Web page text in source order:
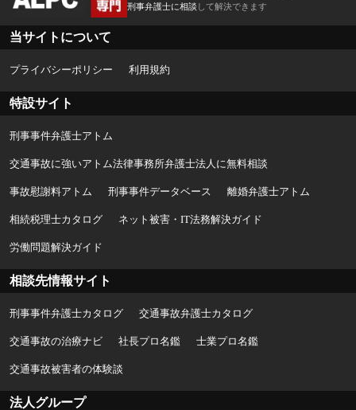
刑事弁護士に相談して解決できます
当サイトについて
プライバシーポリシー 利用規約
特設サイト
刑事事件弁護士アトム
交通事故に強いアトム法律事務所弁護士法人に無料相談
事故慰謝料アトム 刑事事件データベース 離婚弁護士アトム
相続税理士カタログ ネット被害・IT法務解決ガイド
労働問題解決ガイド
相談先情報サイト
刑事事件弁護士カタログ 交通事故弁護士カタログ
交通事故の治療ナビ 社長プロ名鑑 士業プロ名鑑
交通事故被害者の体験談
法人グループ